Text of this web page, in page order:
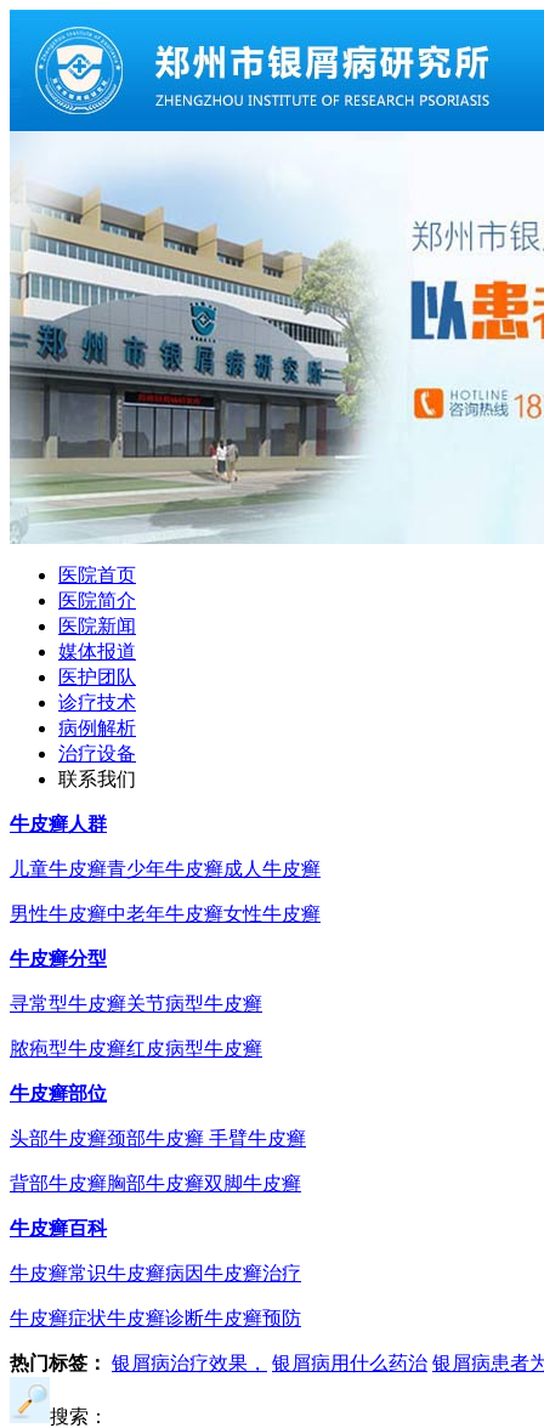
医院首页
医院简介
医院新闻
媒体报道
医护团队
诊疗技术
病例解析
治疗设备
联系我们
牛皮癣人群
儿童牛皮癣青少年牛皮癣成人牛皮癣
男性牛皮癣中老年牛皮癣女性牛皮癣
牛皮癣分型
寻常型牛皮癣关节病型牛皮癣
脓疱型牛皮癣红皮病型牛皮癣
牛皮癣部位
头部牛皮癣颈部牛皮癣 手臂牛皮癣
背部牛皮癣胸部牛皮癣双脚牛皮癣
牛皮癣百科
牛皮癣常识牛皮癣病因牛皮癣治疗
牛皮癣症状牛皮癣诊断牛皮癣预防
热门标签： 银屑病治疗效果， 银屑病用什么药治 银屑病患者
搜索：